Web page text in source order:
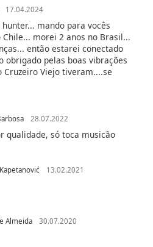
17.04.2024
mando para vocês
morei 2 anos no Brasil...
então estarei conectado
obrigado pelas boas vibrações
Cruzeiro Viejo tiveram....se
28.07.2022
qualidade, só toca musicão
13.02.2021
Almeida 30.07.2020